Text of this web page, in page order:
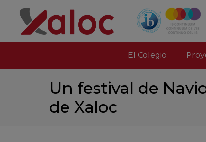
El Colegio
Un festival de
de Xaloc